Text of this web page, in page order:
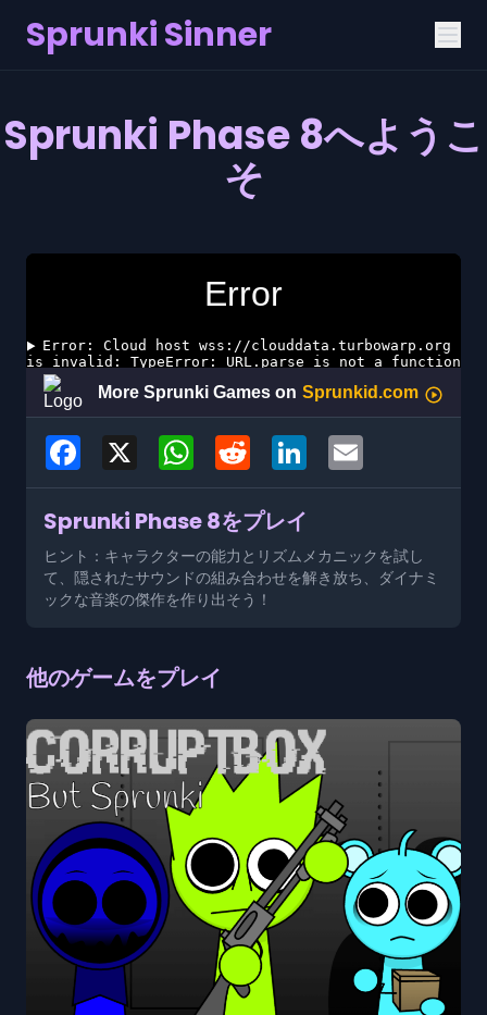
Sprunki Sinner
Sprunki Phase 8へようこ
そ
Facebook WhatsAppReddit LinkedIn
Sprunki Phase 8をプレイ
ヒント：キャラクターの能力とリズムメカニックを試し
て、隠されたサウンドの組み合わせを解き放ち、ダイナミ
ックな音楽の傑作を作り出そう！
他のゲームをプレイ